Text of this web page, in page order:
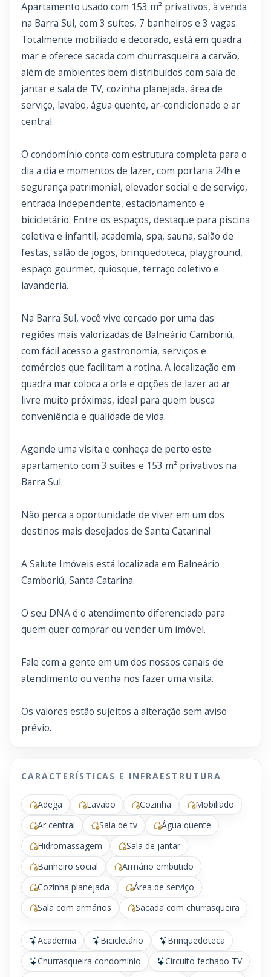
Apartamento usado com 153 m² privativos, à venda
na Barra Sul, com 3 suítes, 7 banheiros e 3 vagas.
Totalmente mobiliado e decorado, está em quadra
mar e oferece sacada com churrasqueira a carvão,
além de ambientes bem distribuídos com sala de
jantar e sala de TV, cozinha planejada, área de
serviço, lavabo, água quente, ar-condicionado e ar
central.
O condomínio conta com estrutura completa para o
dia a dia e momentos de lazer, com portaria 24h e
segurança patrimonial, elevador social e de serviço,
entrada independente, estacionamento e
bicicletário. Entre os espaços, destaque para piscina
coletiva e infantil, academia, spa, sauna, salão de
festas, salão de jogos, brinquedoteca, playground,
espaço gourmet, quiosque, terraço coletivo e
lavanderia.
Na Barra Sul, você vive cercado por uma das
regiões mais valorizadas de Balneário Camboriú,
com fácil acesso a gastronomia, serviços e
comércios que facilitam a rotina. A localização em
quadra mar coloca a orla e opções de lazer ao ar
livre muito próximas, ideal para quem busca
conveniência e qualidade de vida.
Agende uma visita e conheça de perto este
apartamento com 3 suítes e 153 m² privativos na
Barra Sul.
Não perca a oportunidade de viver em um dos
destinos mais desejados de Santa Catarina!
A Salute Imóveis está localizada em Balneário
Camboriú, Santa Catarina.
O seu DNA é o atendimento diferenciado para
quem quer comprar ou vender um imóvel.
Fale com a gente em um dos nossos canais de
atendimento ou venha nos fazer uma visita.
Os valores estão sujeitos a alteração sem aviso
prévio.
CARACTERÍSTICAS E INFRAESTRUTURA
Adega Lavabo Cozinha
Mobiliado
Ar central
Sala de tv
Água quente
Hidromassagem
Sala de jantar
Banheiro social
Armário embutido
Cozinha planejada
Área de serviço
Sala com armários
Sacada com churrasqueira
Academia Bicicletário
Brinquedoteca
Churrasqueira condomínio
Circuito fechado TV